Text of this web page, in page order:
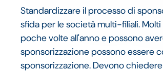
Standardizzare il processo di
sfida per le società multi-filiali.
poche volte all'anno e possono
sponsorizzazione possono essere
sponsorizzazione. Devono